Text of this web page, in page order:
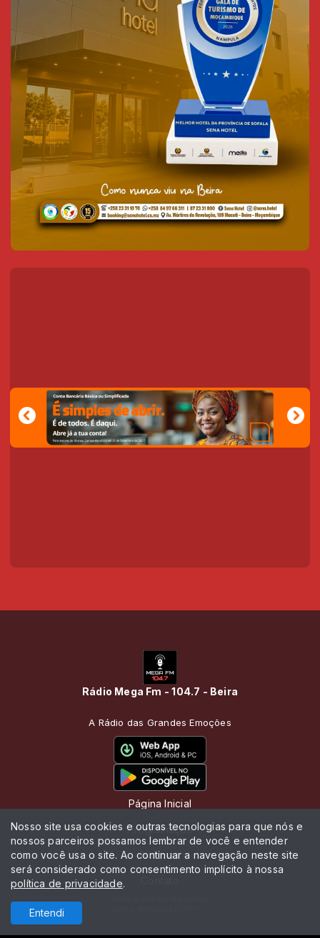
Rádio Mega Fm - 104.7 - Beira
A Rádio das Grandes Emoções
Página Inicial
Programação
Notícias
Nosso site usa cookies e outras tecnologias para que nós e
nossos parceiros possamos lembrar de você e entender
como você usa o site. Ao continuar a navegação neste site
será considerado como consentimento implícito à nossa
política de privacidade.
Entendi